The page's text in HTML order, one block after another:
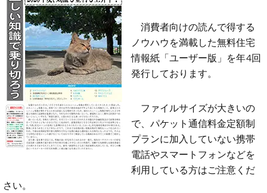
消費者向けの読んで得する
ノウハウを満載した無料住宅
情報紙「ユーザー版」を年4回
発行しております。
ファイルサイズが大きいの
で、パケット通信料金定額制
プランに加入していない携帯
電話やスマートフォンなどを
利用している方はご注意くだ
さい。